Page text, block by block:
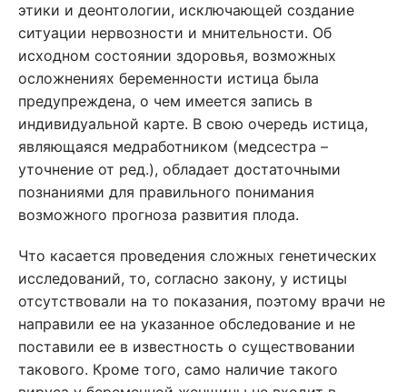
этики и деонтологии, исключающей создание
ситуации нервозности и мнительности. Об
исходном состоянии здоровья, возможных
осложнениях беременности истица была
предупреждена, о чем имеется запись в
индивидуальной карте. В свою очередь истица,
являющаяся медработником (медсестра –
уточнение от ред.), обладает достаточными
познаниями для правильного понимания
возможного прогноза развития плода.
Что касается проведения сложных генетических
исследований, то, согласно закону, у истицы
отсутствовали на то показания, поэтому врачи не
направили ее на указанное обследование и не
поставили ее в известность о существовании
такового. Кроме того, само наличие такого